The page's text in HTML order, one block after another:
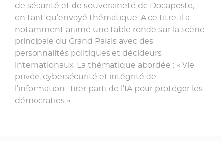
de sécurité et de souveraineté de Docaposte,
en tant qu’envoyé thématique. A ce titre, il a
notamment animé une table ronde sur la scène
principale du Grand Palais avec des
personnalités politiques et décideurs
internationaux. La thématique abordée : « Vie
privée, cybersécurité et intégrité de
l’information : tirer parti de l’IA pour protéger les
démocraties ».